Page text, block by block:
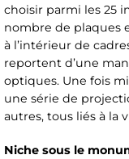
choisir parmi les 25
nombre de plaques
à l’intérieur de
reportent d’une
optiques. Une fois
une série de
autres, tous liés à la
Niche sous le